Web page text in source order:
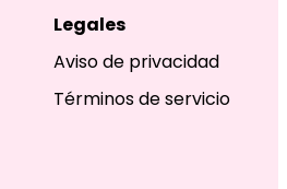
Legales
Aviso de privacidad
Términos de servicio